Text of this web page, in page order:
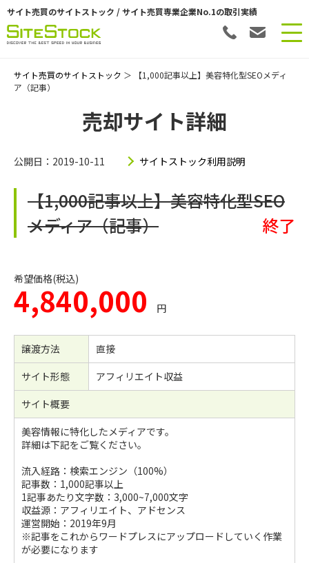
サイト売買のサイトストック / サイト売買専業企業No.1の取引実績
サイト売買のサイトストック ＞ 【1,000記事以上】美容特化型SEOメディ
ア（記事）
売却サイト詳細
公開日：2019-10-11 サイトストック利用説明
【1,000記事以上】美容特化型SEO
メディア（記事）
終了
希望価格(税込)
4,840,000 円
譲渡方法
直接
サイト形態
アフィリエイト収益
サイト概要
美容情報に特化したメディアです。
詳細は下記をご覧ください。
流入経路：検索エンジン（100%）
記事数：1,000記事以上
1記事あたり文字数：3,000~7,000文字
収益源：アフィリエイト、アドセンス
運営開始：2019年9月
※記事をこれからワードプレスにアップロードしていく作業
が必要になります